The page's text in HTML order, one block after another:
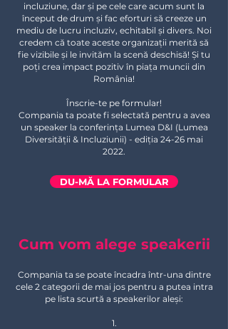
incluziune, dar și pe cele care acum sunt la
început de drum și fac eforturi să creeze un
mediu de lucru incluziv, echitabil și divers. Noi
credem că toate aceste organizații merită să
fie vizibile și le invităm la scenă deschisă! Și tu
poți crea impact pozitiv în piața muncii din
România!
Înscrie-te pe formular!
Compania ta poate fi selectată pentru a avea
un speaker la conferința Lumea D&I (Lumea
Diversității & Incluziunii) - ediția 24-26 mai
2022.
DU-MĂ LA FORMULAR
Cum vom alege speakerii
Compania ta se poate încadra într-una dintre
cele 2 categorii de mai jos pentru a putea intra
pe lista scurtă a speakerilor aleși:
1.